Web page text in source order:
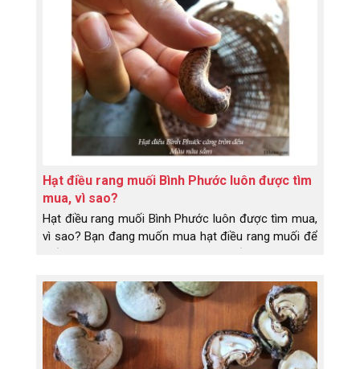
tốt cho sức khỏe. Trước khi chia sẻ cho các bạn
biết về những lợi ích của hạt điều thì Dihona sẽ giới
thiệu về hạt điều rang muối vỏ lụa được chế biến
như thế nào nhé!
Hạt điều rang muối Bình Phước luôn được tìm
mua, vì sao?
Hạt điều rang muối Bình Phước luôn được tìm mua,
vì sao? Bạn đang muốn mua hạt điều rang muối để